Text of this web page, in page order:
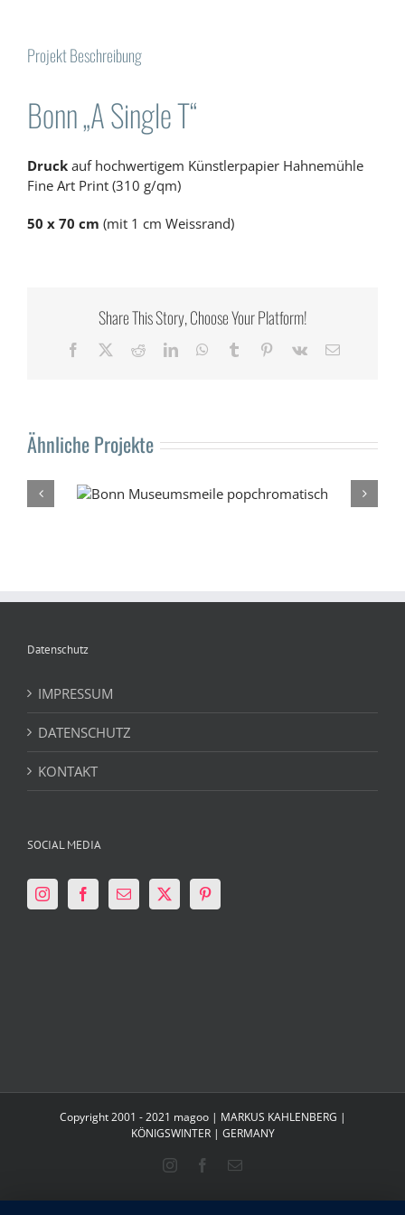
Projekt Beschreibung
Bonn „A Single T“
Druck auf hochwertigem Künstlerpapier Hahnemühle
Fine Art Print (310 g/qm)
50 x 70 cm (mit 1 cm Weissrand)
Share This Story, Choose Your Platform!
Facebook RedditLinkedInWhatsApp
Tumblr Pinterest
Vk
E-
Ähnliche Projekte
Datenschutz
IMPRESSUM
DATENSCHUTZ
KONTAKT
SOCIAL MEDIA
Copyright 2001 - 2021 magoo | MARKUS KAHLENBERG |
KÖNIGSWINTER | GERMANY
InstagramFacebook
E-